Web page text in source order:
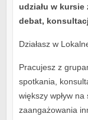
udziału w
debat,
Działasz w
Pracujesz z
spotkania,
większy wpływ
zaangażowania